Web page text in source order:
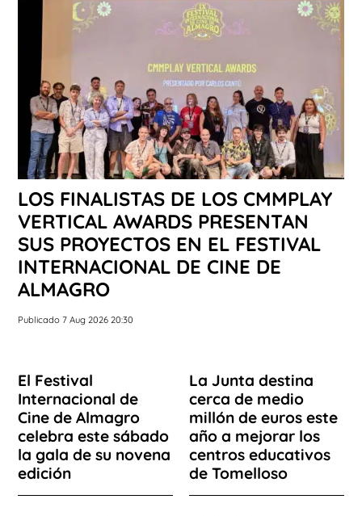
LOS FINALISTAS DE LOS CMMPLAY
VERTICAL AWARDS PRESENTAN
SUS PROYECTOS EN EL FESTIVAL
INTERNACIONAL DE CINE DE
ALMAGRO
Publicado 7 Aug 2026 20:30
El Festival
Internacional de
Cine de Almagro
celebra este sábado
la gala de su novena
edición
La Junta destina
cerca de medio
millón de euros este
año a mejorar los
centros educativos
de Tomelloso